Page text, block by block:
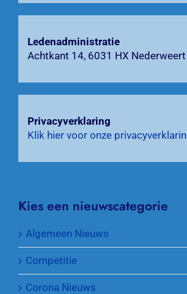
Ledenadministratie
Achtkant 14, 6031 HX Nederweert
Privacyverklaring
Klik hier voor onze
Kies een nieuwscategorie
Algemeen Nieuws
Competitie
Corona Nieuws